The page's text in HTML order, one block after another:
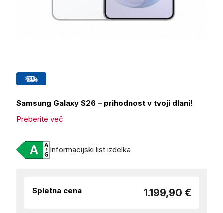
Samsung Galaxy S26 – prihodnost v tvoji dlani!
Preberite več
Informacijski list izdelka
Spletna cena 1.199,90 €